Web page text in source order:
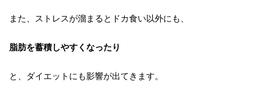
また、ストレスが溜まるとドカ食い以外にも、
脂肪を蓄積しやすくなったり
と、ダイエットにも影響が出てきます。